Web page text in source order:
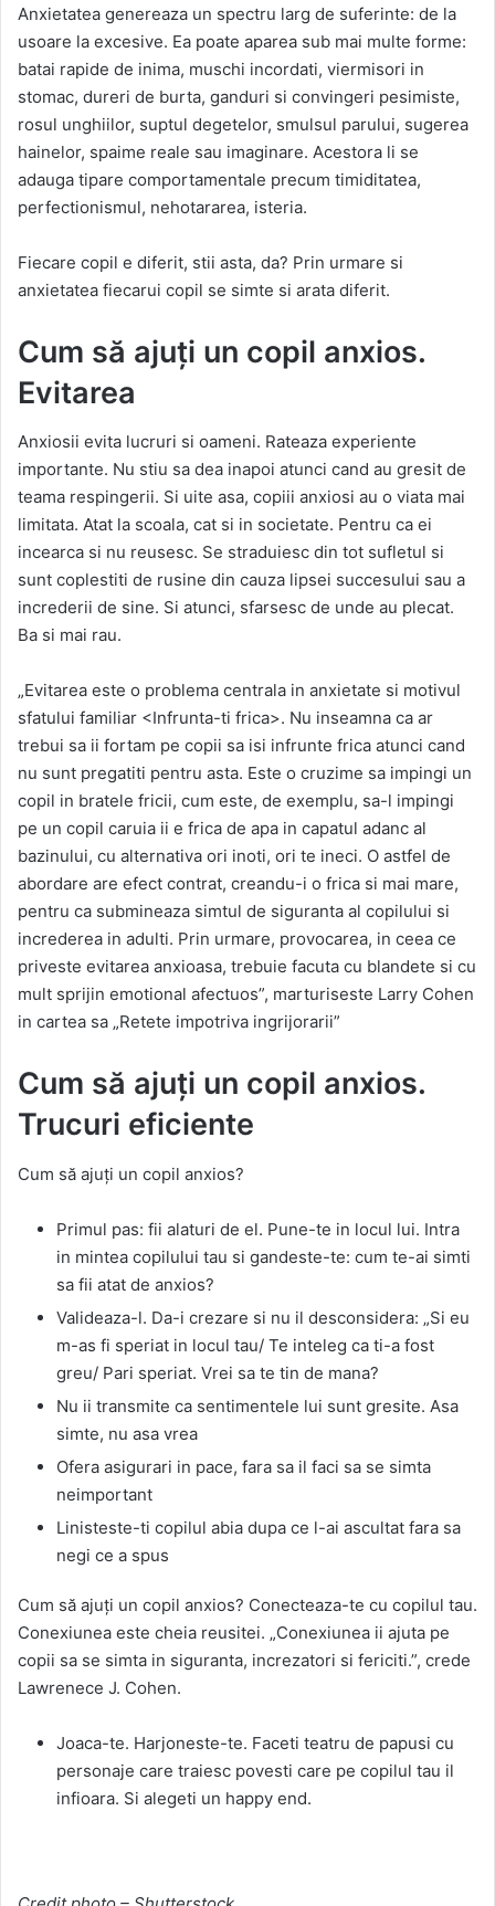
Anxietatea genereaza un spectru larg de suferinte: de la
usoare la excesive. Ea poate aparea sub mai multe forme:
batai rapide de inima, muschi incordati, viermisori in
stomac, dureri de burta, ganduri si convingeri pesimiste,
rosul unghiilor, suptul degetelor, smulsul parului, sugerea
hainelor, spaime reale sau imaginare. Acestora li se
adauga tipare comportamentale precum timiditatea,
perfectionismul, nehotararea, isteria.
Fiecare copil e diferit, stii asta, da? Prin urmare si
anxietatea fiecarui copil se simte si arata diferit.
Cum să ajuți un copil anxios.
Evitarea
Anxiosii evita lucruri si oameni. Rateaza experiente
importante. Nu stiu sa dea inapoi atunci cand au gresit de
teama respingerii. Si uite asa, copiii anxiosi au o viata mai
limitata. Atat la scoala, cat si in societate. Pentru ca ei
incearca si nu reusesc. Se straduiesc din tot sufletul si
sunt coplestiti de rusine din cauza lipsei succesului sau a
increderii de sine. Si atunci, sfarsesc de unde au plecat.
Ba si mai rau.
„Evitarea este o problema centrala in anxietate si motivul
sfatului familiar <Infrunta-ti frica>. Nu inseamna ca ar
trebui sa ii fortam pe copii sa isi infrunte frica atunci cand
nu sunt pregatiti pentru asta. Este o cruzime sa impingi un
copil in bratele fricii, cum este, de exemplu, sa-l impingi
pe un copil caruia ii e frica de apa in capatul adanc al
bazinului, cu alternativa ori inoti, ori te ineci. O astfel de
abordare are efect contrat, creandu-i o frica si mai mare,
pentru ca submineaza simtul de siguranta al copilului si
increderea in adulti. Prin urmare, provocarea, in ceea ce
priveste evitarea anxioasa, trebuie facuta cu blandete si cu
mult sprijin emotional afectuos”, marturiseste Larry Cohen
in cartea sa „Retete impotriva ingrijorarii”
Cum să ajuți un copil anxios.
Trucuri eficiente
Cum să ajuți un copil anxios?
Primul pas: fii alaturi de el. Pune-te in locul lui. Intra
in mintea copilului tau si gandeste-te: cum te-ai simti
sa fii atat de anxios?
Valideaza-l. Da-i crezare si nu il desconsidera: „Si eu
m-as fi speriat in locul tau/ Te inteleg ca ti-a fost
greu/ Pari speriat. Vrei sa te tin de mana?
Nu ii transmite ca sentimentele lui sunt gresite. Asa
simte, nu asa vrea
Ofera asigurari in pace, fara sa il faci sa se simta
neimportant
Linisteste-ti copilul abia dupa ce l-ai ascultat fara sa
negi ce a spus
Cum să ajuți un copil anxios? Conecteaza-te cu copilul tau.
Conexiunea este cheia reusitei. „Conexiunea ii ajuta pe
copii sa se simta in siguranta, increzatori si fericiti.”, crede
Lawrenece J. Cohen.
Joaca-te. Harjoneste-te. Faceti teatru de papusi cu
personaje care traiesc povesti care pe copilul tau il
infioara. Si alegeti un happy end.